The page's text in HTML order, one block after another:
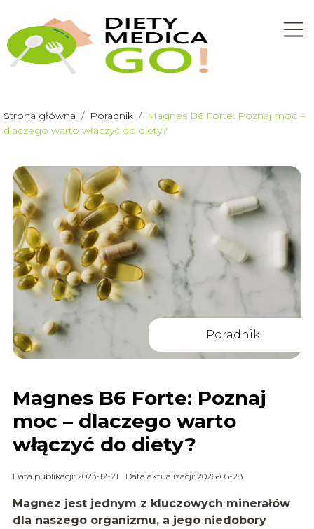
Strona główna / Poradnik / Magnes B6 Forte: Poznaj moc –
dlaczego warto włączyć do diety?
Poradnik
Magnes B6 Forte: Poznaj
moc – dlaczego warto
włączyć do diety?
Data publikacji: 2023-12-21 Data aktualizacji: 2026-05-28
Magnez jest jednym z kluczowych minerałów
dla naszego organizmu, a jego niedobory